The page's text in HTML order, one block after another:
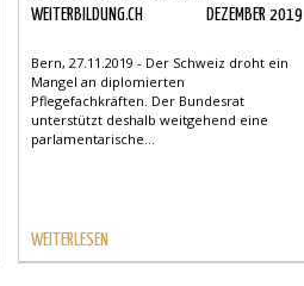
GESUNHEITSBERUFEN
WEITERBILDUNG.CH DEZEMBER 2019
Bern, 27.11.2019 - Der Schweiz droht ein
Mangel an diplomierten
Pflegefachkräften. Der Bundesrat
unterstützt deshalb weitgehend eine
parlamentarische...
WEITERLESEN